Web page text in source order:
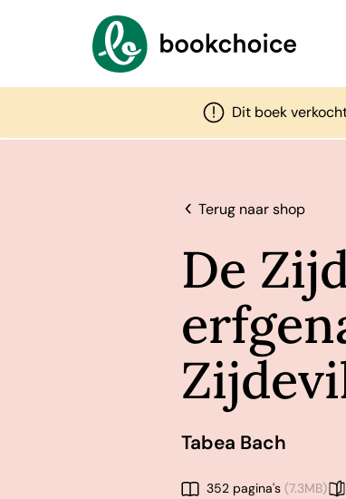
Dit boek
Terug naar shop
De
Tabea Bach
352 pagina's(7.3MB)